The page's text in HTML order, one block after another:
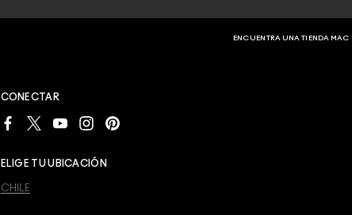
ENCUENTRA UNA TIENDA MAC
CONECTAR
ELIGE TU UBICACIÓN
CHILE